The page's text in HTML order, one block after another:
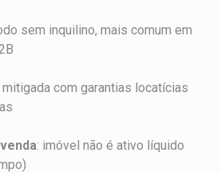
sem inquilino, mais comum em
mitigada com garantias locatícias
: imóvel não é ativo líquido